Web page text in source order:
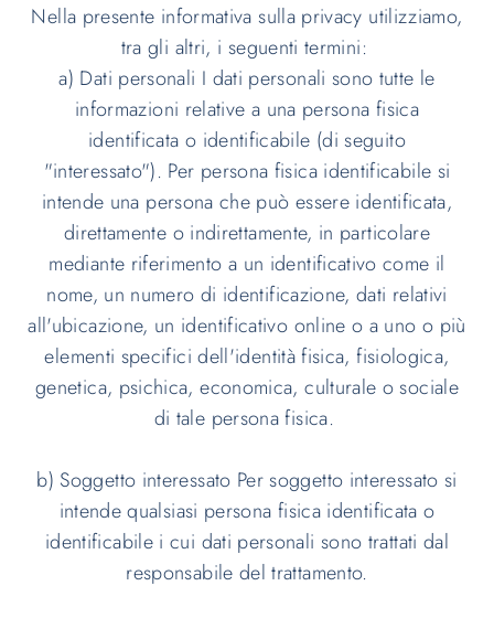
Nella presente informativa sulla privacy utilizziamo,
tra gli altri, i seguenti termini:
a) Dati personali I dati personali sono tutte le
informazioni relative a una persona fisica
identificata o identificabile (di seguito
"interessato"). Per persona fisica identificabile si
intende una persona che può essere identificata,
direttamente o indirettamente, in particolare
mediante riferimento a un identificativo come il
nome, un numero di identificazione, dati relativi
all'ubicazione, un identificativo online o a uno o più
elementi specifici dell'identità fisica, fisiologica,
genetica, psichica, economica, culturale o sociale
di tale persona fisica.
b) Soggetto interessato Per soggetto interessato si
intende qualsiasi persona fisica identificata o
identificabile i cui dati personali sono trattati dal
responsabile del trattamento.